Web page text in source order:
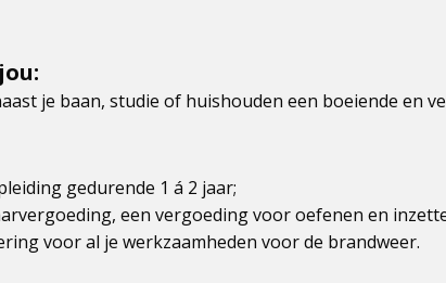
je baan, studie of huishouden een boeiende en
gedurende 1 á 2 jaar;
een vergoeding voor oefenen en
voor al je werkzaamheden voor de brandweer.